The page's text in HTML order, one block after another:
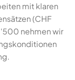
mit klaren
(CHF
nehmen wir